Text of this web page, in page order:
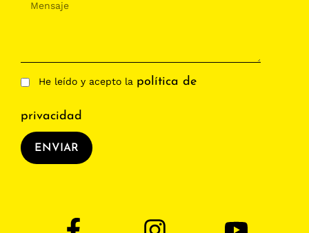
He leído y acepto la política de
privacidad
ENVIAR